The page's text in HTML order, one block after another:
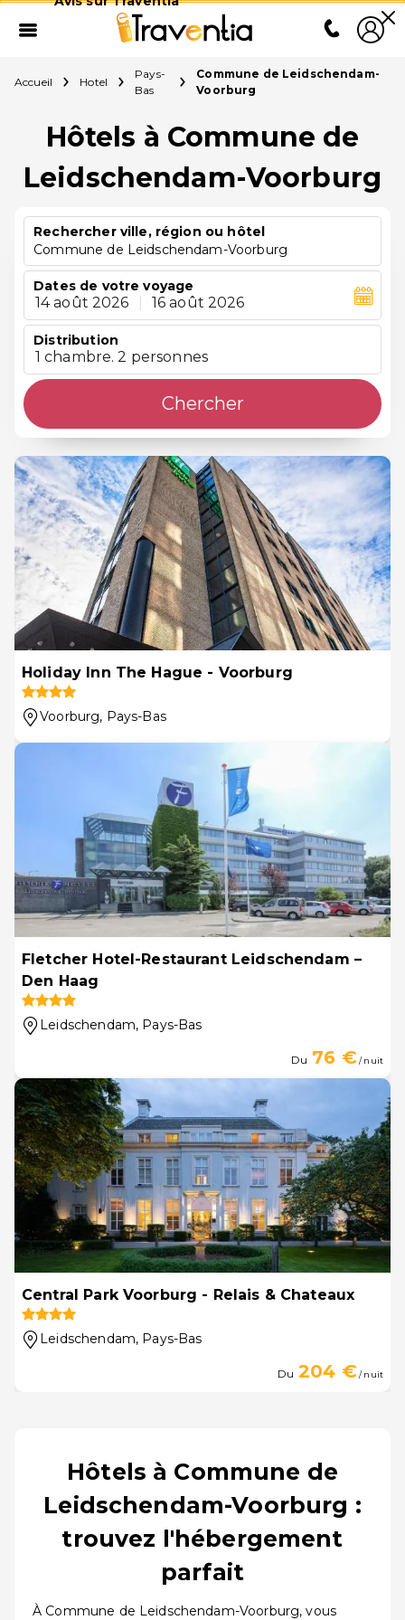
Accueil Hotel
Pays-
Bas
Commune de Leidschendam-
Voorburg
Hôtels à Commune de
Leidschendam-Voorburg
Rechercher ville, région ou hôtel
Commune de Leidschendam-Voorburg
Dates de votre voyage
14 août 2026 16 août 2026
Distribution
1 chambre. 2 personnes
Chercher
Holiday Inn The Hague - Voorburg
Voorburg, Pays-Bas
Fletcher Hotel-Restaurant Leidschendam –
Den Haag
Leidschendam, Pays-Bas
Du 76 €/ nuit
Central Park Voorburg - Relais & Chateaux
Leidschendam, Pays-Bas
Du 204 €/ nuit
Hôtels à Commune de
Leidschendam-Voorburg :
trouvez l'hébergement
parfait
À Commune de Leidschendam-Voorburg, vous